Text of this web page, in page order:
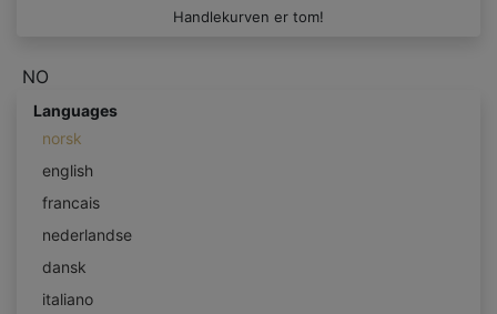
Handlekurven er tom!
NO
Languages
norsk
english
francais
nederlandse
dansk
italiano